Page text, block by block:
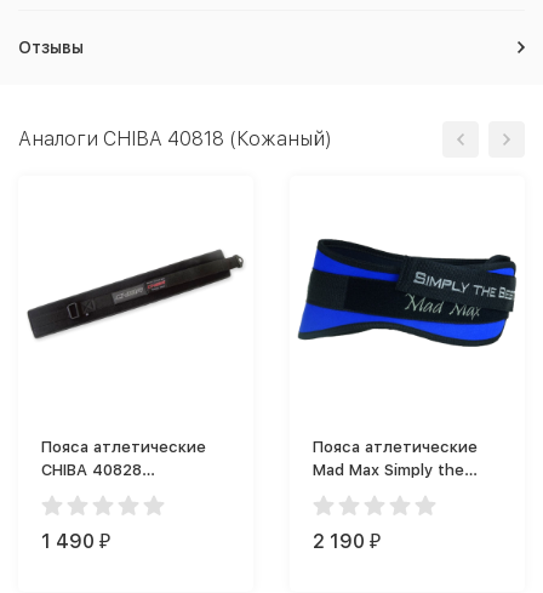
Отзывы
Аналоги CHIBA 40818 (Кожаный)
Пояса атлетические
CHIBA 40828
(Нейлоновый)
1 490 ₽
Пояса атлетические
Mad Max Simply the
Best MFB421 (синий)
2 190 ₽